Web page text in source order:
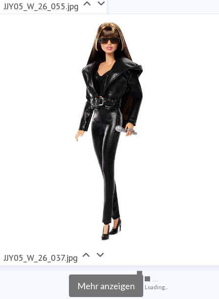
JJY05_W_26_055.jpg
JJY05_W_26_037.jpg
Mehr anzeigen Loading...